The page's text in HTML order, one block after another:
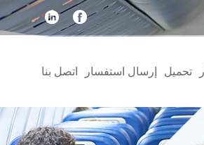
تحميل إرسال استفسار اتصل بنا